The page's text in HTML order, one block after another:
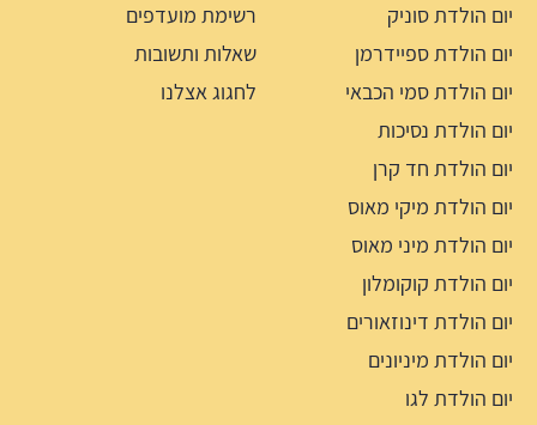
יום הולדת סוניק
יום הולדת ספיידרמן
יום הולדת סמי הכבאי
יום הולדת נסיכות
יום הולדת חד קרן
יום הולדת מיקי מאוס
יום הולדת מיני מאוס
יום הולדת קוקומלון
יום הולדת דינוזאורים
יום הולדת מיניונים
יום הולדת לגו
רשימת מועדפים
שאלות ותשובות
לחגוג אצלנו